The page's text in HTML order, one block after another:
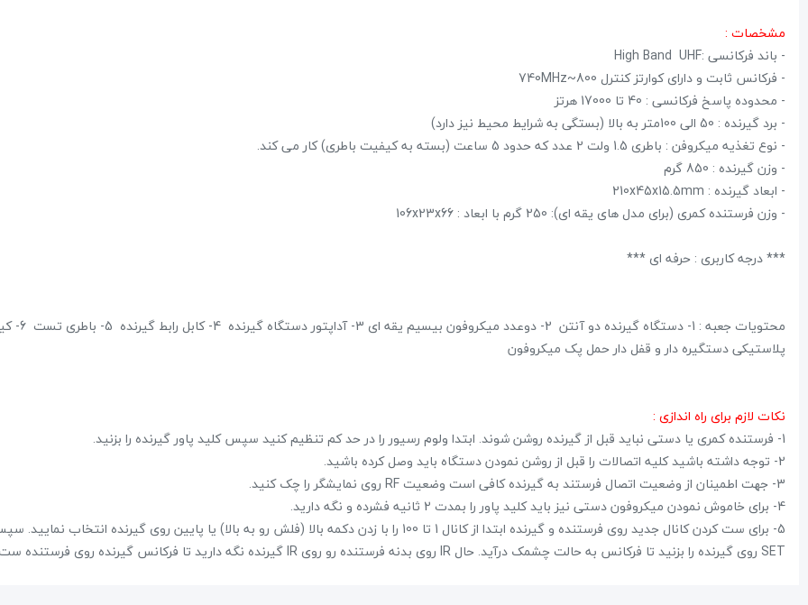
مشخصات :
- باند فرکانسی :High Band UHF
- فرکانس ثابت و دارای کوارتز کنترل 800~740MHz
- محدوده پاسخ فرکانسی : 40 تا 17000 هرتز
- برد گیرنده : 50 الی 100متر به بالا (بستگی به شرایط محیط نیز دارد)
- نوع تغذیه میکروفن : باطری 1.5 ولت 2 عدد که حدود 5 ساعت (بسته به کیفیت باطری) کار می کند.
- وزن گیرنده : 850 گرم
- ابعاد گیرنده : 210x45x15.5mm
- وزن فرستنده کمری (برای مدل های یقه ای): 250 گرم با ابعاد : 106x23x66
*** درجه کاربری : حرفه ای ***
محتویات جعبه : 1- دستگاه گیرنده دو آنتن 2- دوعدد
پلاستیکی دستگیره دار و قفل دار حمل پک میکروفون
نکات لازم برای راه اندازی :
1- فرستنده کمری یا دستی نباید قبل از گیرنده روشن شوند. ابتدا ولوم رسیور را در حد کم تنظیم کنید سپس کلید پاور گیرنده را بزنید.
2- توجه داشته باشید کلیه اتصالات را قبل از روشن نمودن دستگاه باید وصل کرده باشید.
3- جهت اطمینان از وضعیت اتصال فرستند به گیرنده کافی است وضعیت RF روی نمایشگر را چک کنید.
4- برای خاموش نمودن میکروفون دستی نیز باید کلید پاور را بمدت 2 ثانیه فشرده و نگه دارید.
5- برای ست کردن کانال جدید روی فرستنده و گیرنده ابتدا از کانال 1 تا 100 را با زدن دکمه بالا (فلش رو به بالا) یا پایین روی گیرنده انتخاب
SET روی گیرنده را بزنید تا فرکانس به حالت چشمک درآید. حال IR روی بدنه فرستنده رو روی IR گیرنده نگه دارید تا فرکانس گیرنده روی فرستنده ست شود.